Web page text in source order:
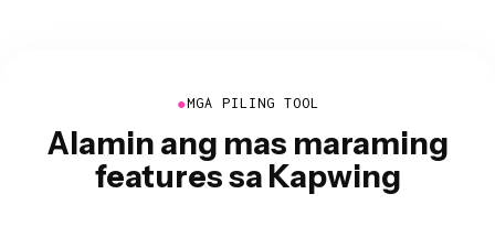
●MGA PILING TOOL
Alamin ang mas maraming
features sa Kapwing